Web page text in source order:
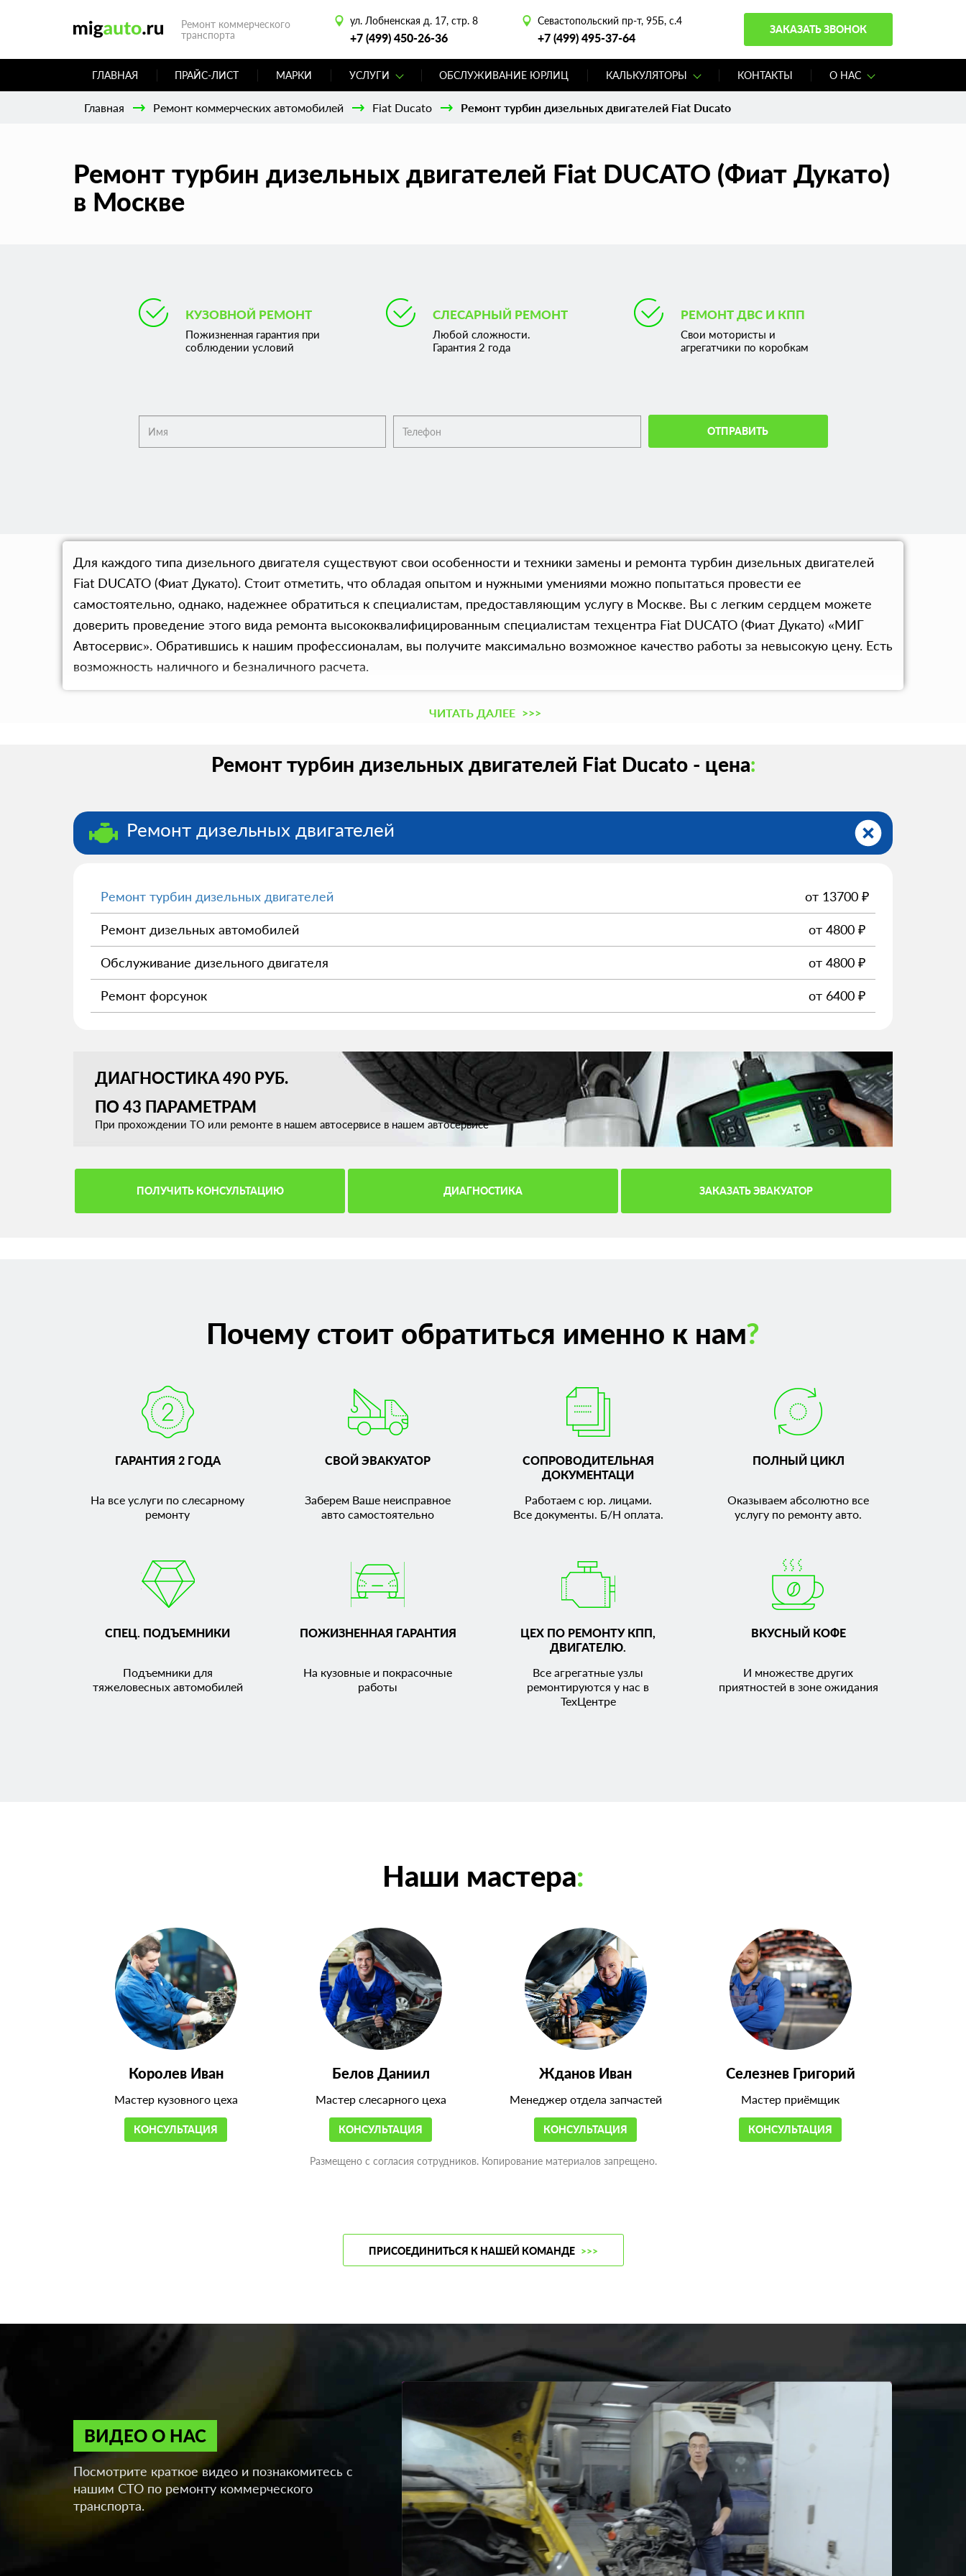
Ремонт коммерческого
транспорта
ул. Лобненская д. 17, стр. 8
+7 (499) 450-26-36
Севастопольский пр-т, 95Б, с.4
+7 (499) 495-37-64
ЗАКАЗАТЬ ЗВОНОК
ГЛАВНАЯ ПРАЙС-ЛИСТ МАРКИ УСЛУГИ ОБСЛУЖИВАНИЕ ЮРЛИЦ КАЛЬКУЛЯТОРЫ КОНТАКТЫ О НАС
Главная Ремонт коммерческих автомобилей Fiat Ducato Ремонт турбин дизельных двигателей Fiat Ducato
Ремонт турбин дизельных двигателей Fiat DUCATO (Фиат Дукато)
в Москве
КУЗОВНОЙ РЕМОНТ
Пожизненная гарантия при
соблюдении условий
СЛЕСАРНЫЙ РЕМОНТ
Любой сложности.
Гарантия 2 года
РЕМОНТ ДВС И КПП
Свои мотористы и
агрегатчики по коробкам
ОТПРАВИТЬ
Для каждого типа дизельного двигателя существуют свои особенности и техники замены и ремонта турбин дизельных двигателей
Fiat DUCATO (Фиат Дукато). Стоит отметить, что обладая опытом и нужными умениями можно попытаться провести ее
самостоятельно, однако, надежнее обратиться к специалистам, предоставляющим услугу в Москве. Вы с легким сердцем можете
доверить проведение этого вида ремонта высококвалифицированным специалистам техцентра Fiat DUCATO (Фиат Дукато) «МИГ
Автосервис». Обратившись к нашим профессионалам, вы получите максимально возможное качество работы за невысокую цену. Есть
возможность наличного и безналичного расчета.
ЧИТАТЬ ДАЛЕЕ >>>
Ремонт турбин дизельных двигателей Fiat Ducato - цена:
Ремонт дизельных двигателей
Ремонт турбин дизельных двигателей от 13700 ₽
Ремонт дизельных автомобилей от 4800 ₽
Обслуживание дизельного двигателя от 4800 ₽
Ремонт форсунок от 6400 ₽
ДИАГНОСТИКА 490 РУБ.
ПО 43 ПАРАМЕТРАМ
При прохождении ТО или ремонте в нашем автосервисе в нашем автосервисе
ПОЛУЧИТЬ КОНСУЛЬТАЦИЮ ДИАГНОСТИКА ЗАКАЗАТЬ ЭВАКУАТОР
Почему стоит обратиться именно к нам?
ГАРАНТИЯ 2 ГОДА
На все услуги по слесарному
ремонту
СВОЙ ЭВАКУАТОР
Заберем Ваше неисправное
авто самостоятельно
СОПРОВОДИТЕЛЬНАЯ
ДОКУМЕНТАЦИ
Работаем с юр. лицами.
Все документы. Б/Н оплата.
ПОЛНЫЙ ЦИКЛ
Оказываем абсолютно все
услугу по ремонту авто.
СПЕЦ. ПОДЪЕМНИКИ
Подъемники для
тяжеловесных автомобилей
ПОЖИЗНЕННАЯ ГАРАНТИЯ
На кузовные и покрасочные
работы
ЦЕХ ПО РЕМОНТУ КПП,
ДВИГАТЕЛЮ.
Все агрегатные узлы
ремонтируются у нас в
ТехЦентре
ВКУСНЫЙ КОФЕ
И множестве других
приятностей в зоне ожидания
Наши мастера:
Королев Иван
Мастер кузовного цеха
КОНСУЛЬТАЦИЯ
Белов Даниил
Мастер слесарного цеха
КОНСУЛЬТАЦИЯ
Жданов Иван
Менеджер отдела запчастей
КОНСУЛЬТАЦИЯ
Селезнев Григорий
Мастер приёмщик
КОНСУЛЬТАЦИЯ
Размещено с согласия сотрудников. Копирование материалов запрещено.
ПРИСОЕДИНИТЬСЯ К НАШЕЙ КОМАНДЕ >>>
ВИДЕО О НАС
Посмотрите краткое видео и познакомитесь с
нашим СТО по ремонту коммерческого
транспорта.